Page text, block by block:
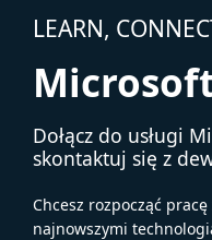
LEARN,
Dołącz do usługi
skontaktuj się z
Chcesz rozpocząć
najnowszymi